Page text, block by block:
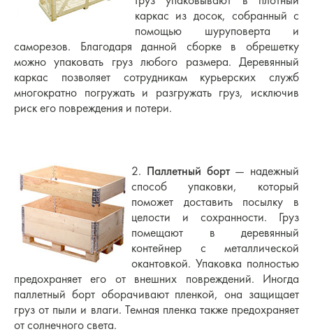
каркас из досок, собранный с
помощью шуруповерта и
саморезов. Благодаря данной сборке в обрешетку
можно упаковать груз любого размера. Деревянный
каркас позволяет сотрудникам курьерских служб
многократно погружать и разгружать груз, исключив
риск его повреждения и потери.
2. Паллетный борт — надежный
способ упаковки, который
поможет доставить посылку в
целости и сохранности. Груз
помещают в деревянный
контейнер с металлической
окантовкой. Упаковка полностью
предохраняет его от внешних повреждений. Иногда
паллетный борт оборачивают пленкой, она защищает
груз от пыли и влаги. Темная пленка также предохраняет
от солнечного света.